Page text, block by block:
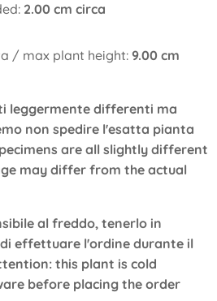
2.00 cm circa
/ max plant height: 9.00 cm
leggermente differenti ma
non spedire l'esatta pianta
are all slightly different
may differ from the actual
al freddo, tenerlo in
effettuare l'ordine durante il
this plant is cold
before placing the order